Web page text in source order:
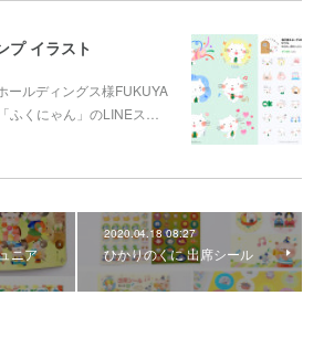
プ イラスト
ールディングス様FUKUYA
ふくにゃん」のLINEス…
ニア
2020.04.18 08:27
ひかりのくに 出席シール